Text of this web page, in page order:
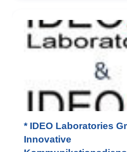
* IDEO Laboratories
Innovative